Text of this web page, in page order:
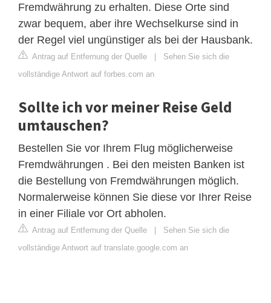
Fremdwährung zu erhalten. Diese Orte sind
zwar bequem, aber ihre Wechselkurse sind in
der Regel viel ungünstiger als bei der Hausbank.
Antrag auf Entfernung der Quelle | Sehen Sie sich die
vollständige Antwort auf forbes.com an
Sollte ich vor meiner Reise Geld
umtauschen?
Bestellen Sie vor Ihrem Flug möglicherweise
Fremdwährungen . Bei den meisten Banken ist
die Bestellung von Fremdwährungen möglich.
Normalerweise können Sie diese vor Ihrer Reise
in einer Filiale vor Ort abholen.
Antrag auf Entfernung der Quelle | Sehen Sie sich die
vollständige Antwort auf translate.google.com an